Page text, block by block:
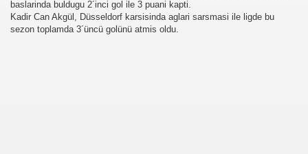
baslarinda buldugu 2´inci gol ile 3 puani kapti.
Kadir Can Akgül, Düsseldorf karsisinda aglari sarsmasi ile ligde bu
sezon toplamda 3´üncü golünü atmis oldu.